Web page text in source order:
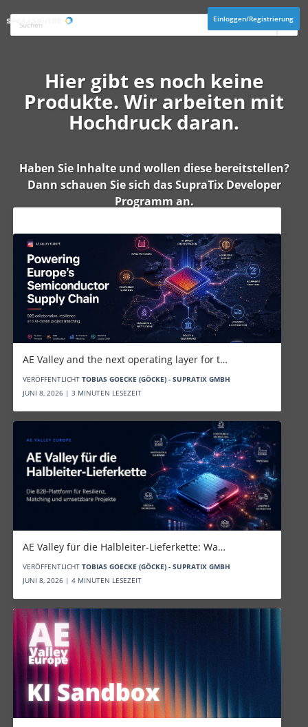
Einloggen/Registrierung
Hier gibt es noch keine
Produkte. Wir arbeiten mit
Hochdruck daran.
Haben Sie Inhalte und wollen diese bereitstellen?
Dann schauen Sie sich dasSupraTix Developer
Programm an.
AE Valley and the next operating layer for t…
VERÖFFENTLICHT TOBIAS GOECKE (GÖCKE) - SUPRATIX GMBH
JUNI 8, 2026 | 3 MINUTEN LESEZEIT
AE Valley für die Halbleiter-Lieferkette: Wa…
VERÖFFENTLICHT TOBIAS GOECKE (GÖCKE) - SUPRATIX GMBH
JUNI 8, 2026 | 4 MINUTEN LESEZEIT